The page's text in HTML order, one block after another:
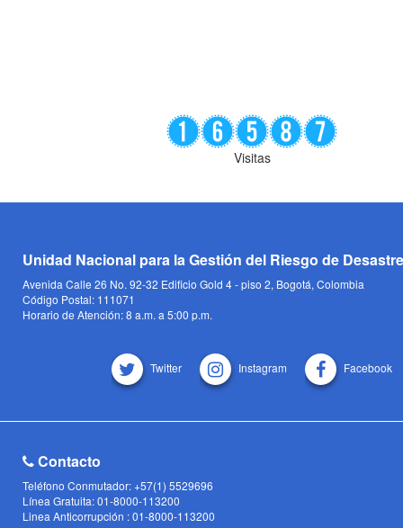
Visitas
Unidad Nacional para la Gestión del Riesgo de
Avenida Calle 26 No. 92-32 Edificio Gold 4 - piso 2, Bogotá, Colombia
Código Postal: 111071
Horario de Atención: 8 a.m. a 5:00 p.m.
Twitter Instagram Facebook
Contacto
Teléfono Conmutador: +57(1) 5529696
Línea Gratuita: 01-8000-113200
Linea Anticorrupción : 01-8000-113200